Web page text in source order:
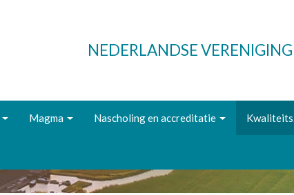
NEDERLANDSE
Magma Nascholing en accreditatie